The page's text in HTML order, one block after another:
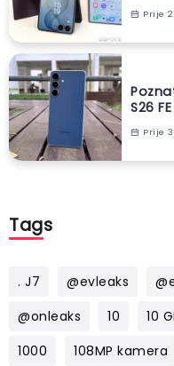
Prije
S26 FE
Prije
Tags
. J7 @evleaks
@onleaks
10 10
1000
108MP kamera